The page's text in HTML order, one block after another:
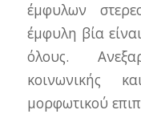
έμφυλων
έμφυλη βία
όλους.
κοινωνικής
μορφωτικού